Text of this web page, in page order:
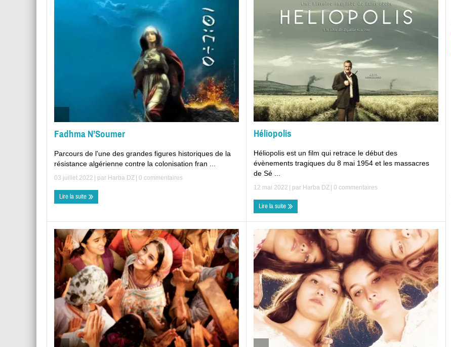
Fadhma N’Soumer
Parcours de l'une des grandes figures historiques de la
résistance algérienne contre la colonisation fran ...
03 juillet 2022 | par Harba DZ 0 commentaires
Lire la suite
Héliopolis
Héliopolis est un film qui retrace le début des
évènements tragiques du 8 mai 1954 et les massacres
de Sé ...
12 mai 2022 | par Harba DZ 0 commentaires
Lire la suite